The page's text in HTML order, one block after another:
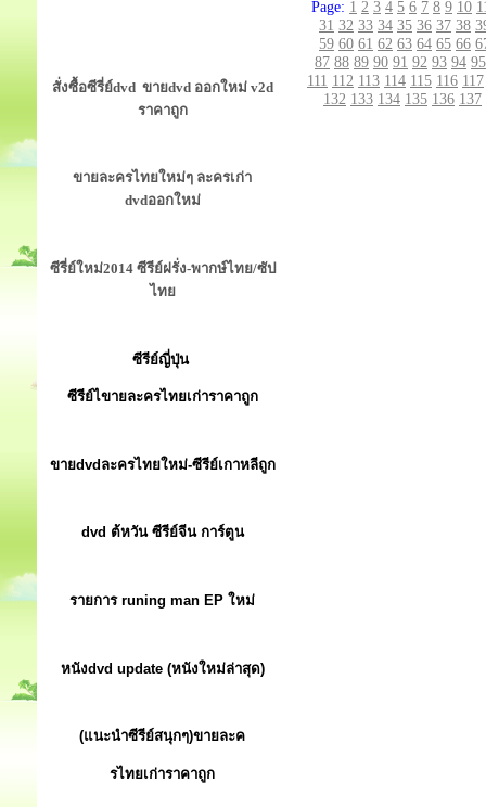
สั่งซื้อซีรี่ย์dvd ขายdvd ออกใหม่ v2d
ราคาถูก
ขายละครไทยใหม่ๆ ละครเก่า
dvdออกใหม่
ซีรี่ย์ใหม่2014 ซีรีย์ฝรั่ง-พากษ์ไทย/ซัป
ไทย
ซีรีย์ญี่ปุ่น
ซีรีย์ไขายละครไทยเก่าราคาถูก
ขายdvdละครไทยใหม่-ซีรีย์เกาหลีถูก
dvd ต้หวัน ซีรีย์จีน การ์ตูน
รายการ runing man EP ใหม่
หนังdvd update (หนังใหม่ล่าสุด)
(แนะนำซีรีย์สนุกๆ)ขายละค
รไทยเก่าราคาถูก
Page: 1 2 3 4 5 6 7 8 9 10
31 32 33 34 35 36 37 38
59 60 61 62 63 64 65 66
87 88 89 90 91 92 93 94 95
111 112 113 114 115 116 117
132 133 134 135 136 137